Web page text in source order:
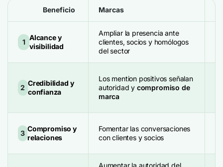
Beneficio Marcas
1
Alcance y
visibilidad
Ampliar la presencia ante
clientes, socios y homólogos
del sector
2
Credibilidad y
confianza
Los mention positivos señalan
autoridad y compromiso de
marca
3
Compromiso y
relaciones
Fomentar las conversaciones
con clientes y socios
Aumentar la autoridad del